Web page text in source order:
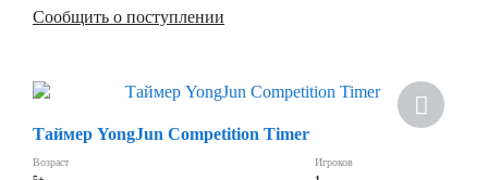
Сообщить о поступлении
Таймер YongJun Competition Timer
Возраст
Игроков